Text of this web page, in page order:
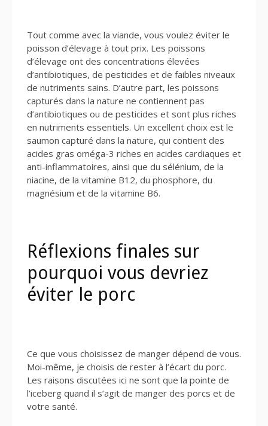
Tout comme avec la viande, vous voulez éviter le
poisson d’élevage à tout prix. Les poissons
d’élevage ont des concentrations élevées
d’antibiotiques, de pesticides et de faibles niveaux
de nutriments sains. D’autre part, les poissons
capturés dans la nature ne contiennent pas
d’antibiotiques ou de pesticides et sont plus riches
en nutriments essentiels. Un excellent choix est le
saumon capturé dans la nature, qui contient des
acides gras oméga-3 riches en acides cardiaques et
anti-inflammatoires, ainsi que du sélénium, de la
niacine, de la vitamine B12, du phosphore, du
magnésium et de la vitamine B6.
Réflexions finales sur
pourquoi vous devriez
éviter le porc
Ce que vous choisissez de manger dépend de vous.
Moi-même, je choisis de rester à l’écart du porc.
Les raisons discutées ici ne sont que la pointe de
l’iceberg quand il s’agit de manger des porcs et de
votre santé.